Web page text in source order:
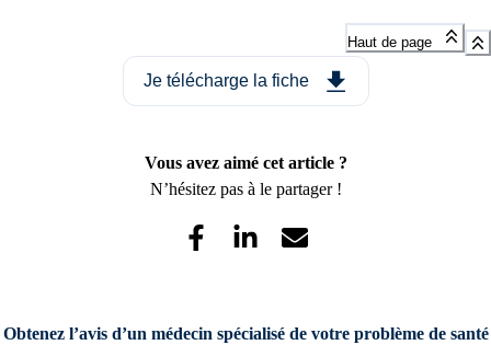
Haut de page
Je télécharge la fiche
Vous avez aimé cet article ?
N’hésitez pas à le partager !
Obtenez l’avis d’un médecin spécialisé de votre problème de santé